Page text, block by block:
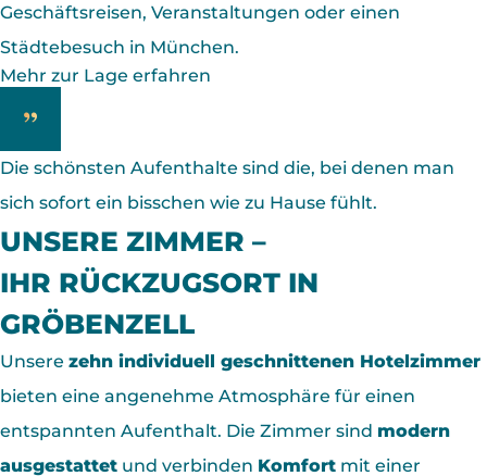
Geschäftsreisen, Veranstaltungen oder einen
Städtebesuch in München.
Mehr zur Lage erfahren
Die schönsten Aufenthalte sind die, bei denen man
sich sofort ein bisschen wie zu Hause fühlt.
UNSERE ZIMMER –
IHR RÜCKZUGSORT IN
GRÖBENZELL
Unsere zehn individuell geschnittenen Hotelzimmer
bieten eine angenehme Atmosphäre für einen
entspannten Aufenthalt. Die Zimmer sind modern
ausgestattet und verbinden Komfort mit einer